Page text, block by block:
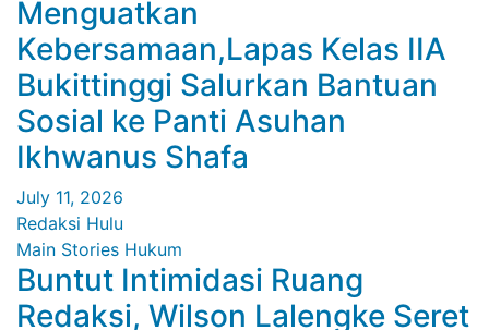
Menguatkan
Kebersamaan,Lapas Kelas IIA
Bukittinggi Salurkan Bantuan
Sosial ke Panti Asuhan
Ikhwanus Shafa
July 11, 2026
Redaksi Hulu
Main Stories Hukum
Buntut Intimidasi Ruang
Redaksi, Wilson Lalengke Seret